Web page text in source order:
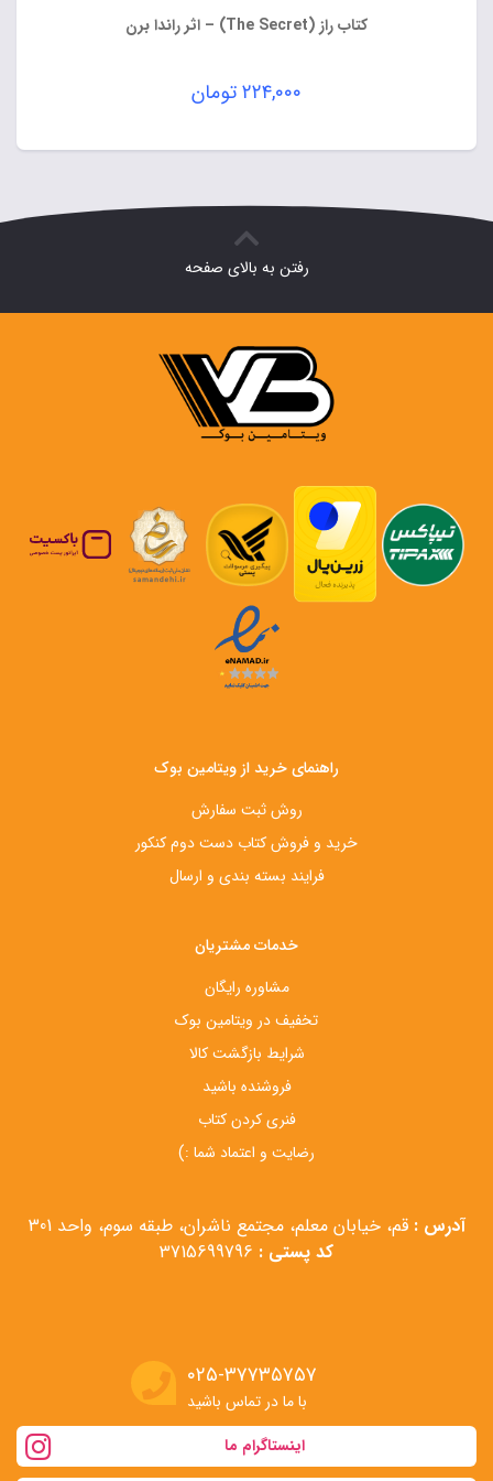
کتاب راز (The Secret) – اثر راندا برن
۲۲۴,۰۰۰تومان
رفتن به بالای صفحه
راهنمای خرید از ویتامین بوک
روش ثبت سفارش
خرید و فروش کتاب دست‌ دوم کنکور
فرایند بسته بندی و ارسال
خدمات مشتریان
مشاوره رایگان
تخفیف در ویتامین بوک
شرایط بازگشت کالا
فروشنده باشید
فنری کردن کتاب
رضایت و اعتماد شما :)
آدرس : قم، خیابان معلم، مجتمع ناشران، طبقه سوم، واحد 301
کد پستی :
۰۲۵-۳۷۷۳۵۷۵۷
با ما در تماس باشید
اینستاگرام ما